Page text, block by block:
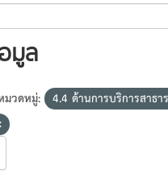
มูล
มวดหมู่:
4.4 ด้านการบริการสาธา